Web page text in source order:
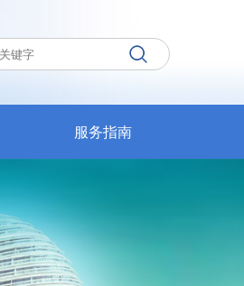
服务指南